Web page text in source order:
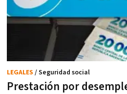
Prestación por
LEGALES / Seguridad social